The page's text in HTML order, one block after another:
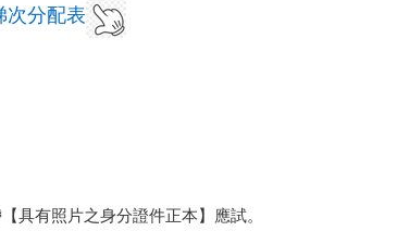
次分配表
具有照片之身分證件正本】應試。